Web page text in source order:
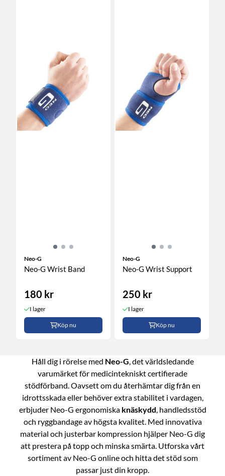
Neo-G
Neo-G Wrist Band
180 kr
I lager
Köp nu
Neo-G
Neo-G Wrist Support
250 kr
I lager
Köp nu
Håll dig i rörelse med Neo-G , det världsledande
varumärket för medicintekniskt certifierade
stödförband. Oavsett om du återhämtar dig från en
idrottsskada eller behöver extra stabilitet i vardagen,
erbjuder Neo-G ergonomiska knäskydd , handledsstöd
och ryggbandage av högsta kvalitet. Med innovativa
material och justerbar kompression hjälper Neo-G dig
att prestera på topp och minska smärta. Utforska vårt
sortiment av Neo-G online och hitta det stöd som
passar just din kropp.